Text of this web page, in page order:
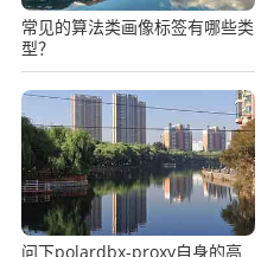
常见的算法类画像标签有哪些类
型？​​
问下polardbx-proxy自身的高